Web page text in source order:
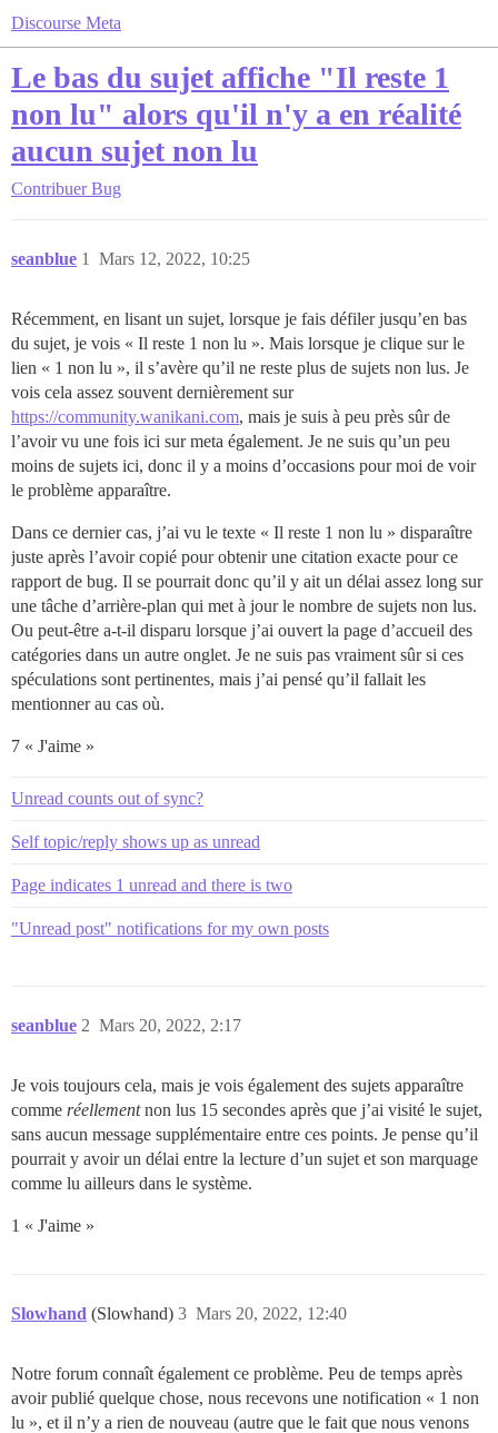
Discourse Meta
Le bas du sujet affiche "Il reste 1
non lu" alors qu'il n'y a en réalité
aucun sujet non lu
Contribuer Bug
seanblue Mars 12, 2022, 10:25
1
Récemment, en lisant un sujet, lorsque je fais défiler jusqu’en bas
du sujet, je vois « Il reste 1 non lu ». Mais lorsque je clique sur le
lien « 1 non lu », il s’avère qu’il ne reste plus de sujets non lus. Je
vois cela assez souvent dernièrement sur
https://community.wanikani.com, mais je suis à peu près sûr de
l’avoir vu une fois ici sur meta également. Je ne suis qu’un peu
moins de sujets ici, donc il y a moins d’occasions pour moi de voir
le problème apparaître.
Dans ce dernier cas, j’ai vu le texte « Il reste 1 non lu » disparaître
juste après l’avoir copié pour obtenir une citation exacte pour ce
rapport de bug. Il se pourrait donc qu’il y ait un délai assez long sur
une tâche d’arrière-plan qui met à jour le nombre de sujets non lus.
Ou peut-être a-t-il disparu lorsque j’ai ouvert la page d’accueil des
catégories dans un autre onglet. Je ne suis pas vraiment sûr si ces
spéculations sont pertinentes, mais j’ai pensé qu’il fallait les
mentionner au cas où.
7 « J'aime »
Unread counts out of sync?
Self topic/reply shows up as unread
Page indicates 1 unread and there is two
"Unread post" notifications for my own posts
seanblue Mars 20, 2022, 2:17
2
Je vois toujours cela, mais je vois également des sujets apparaître
comme réellementnon lus 15 secondes après que j’ai visité le sujet,
sans aucun message supplémentaire entre ces points. Je pense qu’il
pourrait y avoir un délai entre la lecture d’un sujet et son marquage
comme lu ailleurs dans le système.
1 « J'aime »
Slowhand (Slowhand) Mars 20, 2022, 12:40
3
Notre forum connaît également ce problème. Peu de temps après
avoir publié quelque chose, nous recevons une notification « 1 non
lu », et il n’y a rien de nouveau (autre que le fait que nous venons